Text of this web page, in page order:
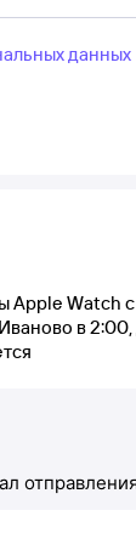
данных
Apple
в